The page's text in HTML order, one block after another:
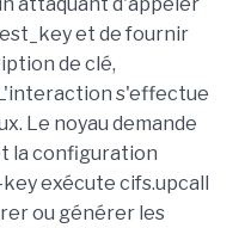
attaquant d'appeler
et de fournir
de clé,
s'effectue
Le noyau demande
la configuration
exécute cifs.upcall
ou générer les